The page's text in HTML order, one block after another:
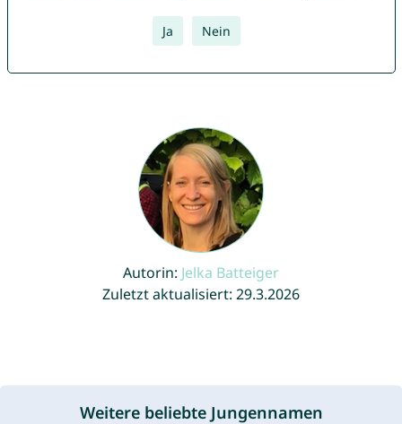
Ja Nein
Autorin: Jelka Batteiger
Zuletzt aktualisiert: 29.3.2026
Weitere beliebte Jungennamen